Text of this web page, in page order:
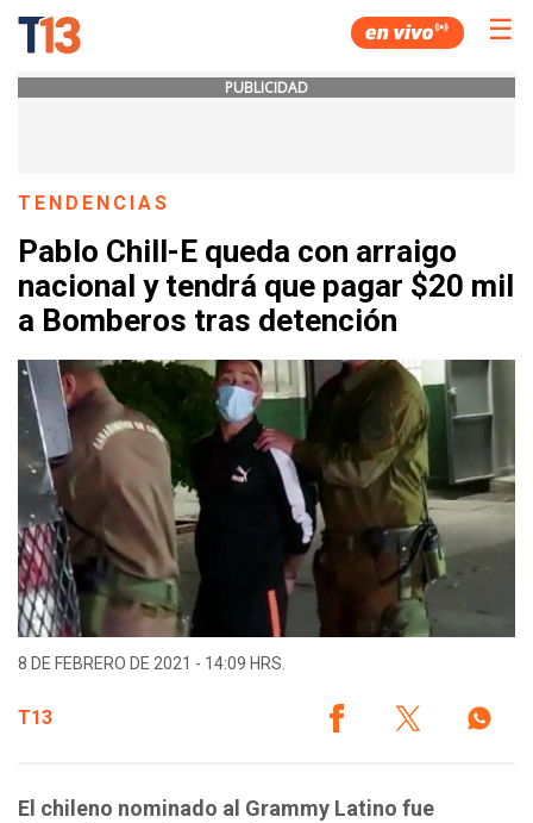
☰
PUBLICIDAD
TENDENCIAS
Pablo Chill-E queda con arraigo
nacional y tendrá que pagar $20 mil
a Bomberos tras detención
8 DE FEBRERO DE 2021 - 14:09 HRS.
T13
El chileno nominado al Grammy Latino fue